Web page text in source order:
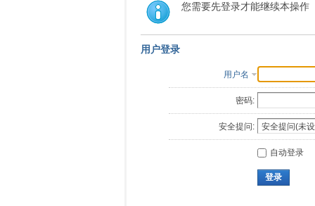
您需要先登录才能继续本操作
用户登录
用户名
密码:
安全提问:
自动登录
登录